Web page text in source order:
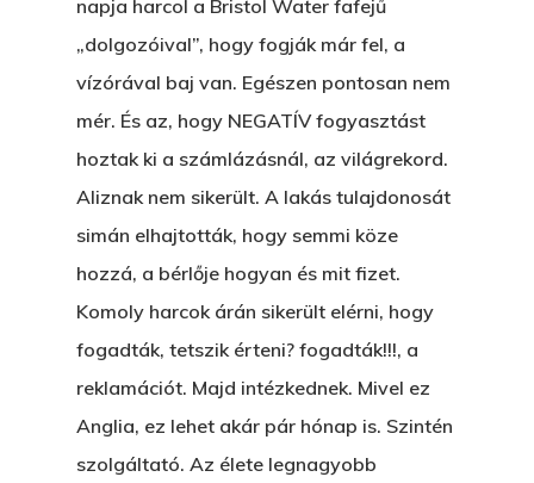
napja harcol a Bristol Water fafejű
„dolgozóival”, hogy fogják már fel, a
vízórával baj van. Egészen pontosan nem
mér. És az, hogy NEGATÍV fogyasztást
hoztak ki a számlázásnál, az világrekord.
Aliznak nem sikerült. A lakás tulajdonosát
simán elhajtották, hogy semmi köze
hozzá, a bérlője hogyan és mit fizet.
Komoly harcok árán sikerült elérni, hogy
fogadták, tetszik érteni? fogadták!!!, a
reklamációt. Majd intézkednek. Mivel ez
Anglia, ez lehet akár pár hónap is. Szintén
szolgáltató. Az élete legnagyobb